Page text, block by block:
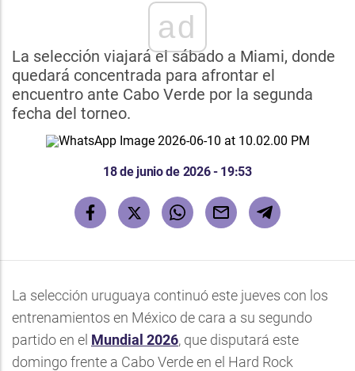
ad
La selección viajará el sábado a Miami, donde
quedará concentrada para afrontar el
encuentro ante Cabo Verde por la segunda
fecha del torneo.
18 de junio de 2026 - 19:53
La selección uruguaya continuó este jueves con los
entrenamientos en México de cara a su segundo
partido en el Mundial 2026, que disputará este
domingo frente a Cabo Verde en el Hard Rock